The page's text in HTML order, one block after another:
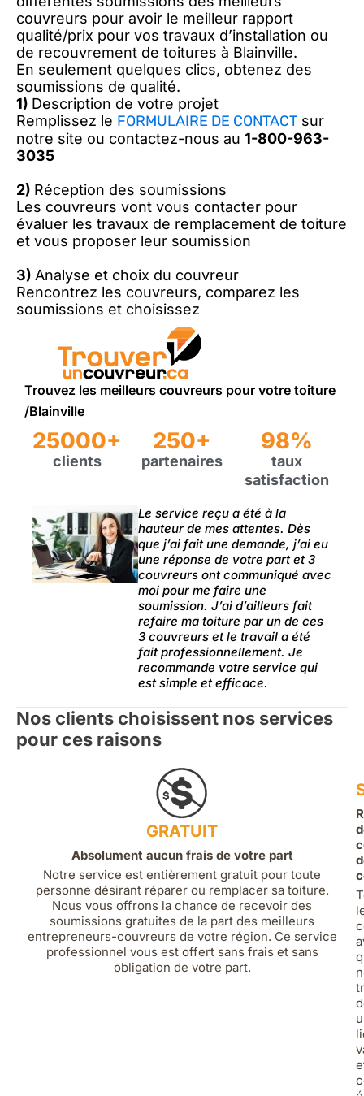
couvreurs pour avoir le meilleur rapport
qualité/prix pour vos travaux d’installation ou
de recouvrement de toitures à Blainville.
En seulement quelques clics, obtenez des
soumissions de qualité.
1) Description de votre projet
Remplissez le FORMULAIRE DE CONTACT sur
notre site ou contactez-nous au 1-800-963-
3035
2) Réception des soumissions
Les couvreurs vont vous contacter pour
évaluer les travaux de remplacement de toiture
et vous proposer leur soumission
3) Analyse et choix du couvreur
Rencontrez les couvreurs, comparez les
soumissions et choisissez
Trouvez les meilleurs couvreurs pour votre toiture
/Blainville
25000+
clients
250+
partenaires
98%
taux
satisfaction
Le service reçu a été à la
hauteur de mes attentes. Dès
que j’ai fait une demande, j’ai eu
une réponse de votre part et 3
couvreurs ont communiqué avec
moi pour me faire une
soumission. J’ai d’ailleurs fait
refaire ma toiture par un de ces
3 couvreurs et le travail a été
fait professionnellement. Je
recommande votre service qui
est simple et efficace.
Nos clients choisissent nos services
pour ces raisons
GRATUIT
Absolument aucun frais de votre part
Notre service est entièrement gratuit pour toute
personne désirant réparer ou remplacer sa toiture.
Nous vous offrons la chance de recevoir des
soumissions gratuites de la part des meilleurs
entrepreneurs-couvreurs de votre région. Ce service
professionnel vous est offert sans frais et sans
obligation de votre part.